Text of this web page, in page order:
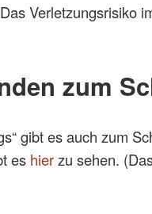
Verletzungsrisiko
zum
gibt es auch zum
es hierzu sehen.